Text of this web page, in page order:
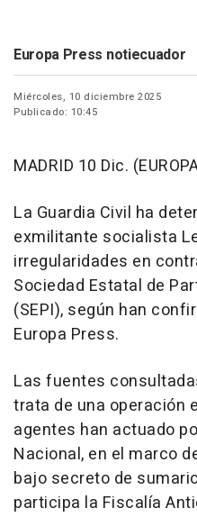
Europa Press notiecuador
Miércoles, 10 diciembre 2025
Publicado: 10:45
MADRID 10 Dic.
La Guardia Civil ha
exmilitante socialista
irregularidades en
Sociedad Estatal de
(SEPI), según han
Europa Press.
Las fuentes
trata de una operación
agentes han actuado
Nacional, en el marco
bajo secreto de
participa la Fiscalía